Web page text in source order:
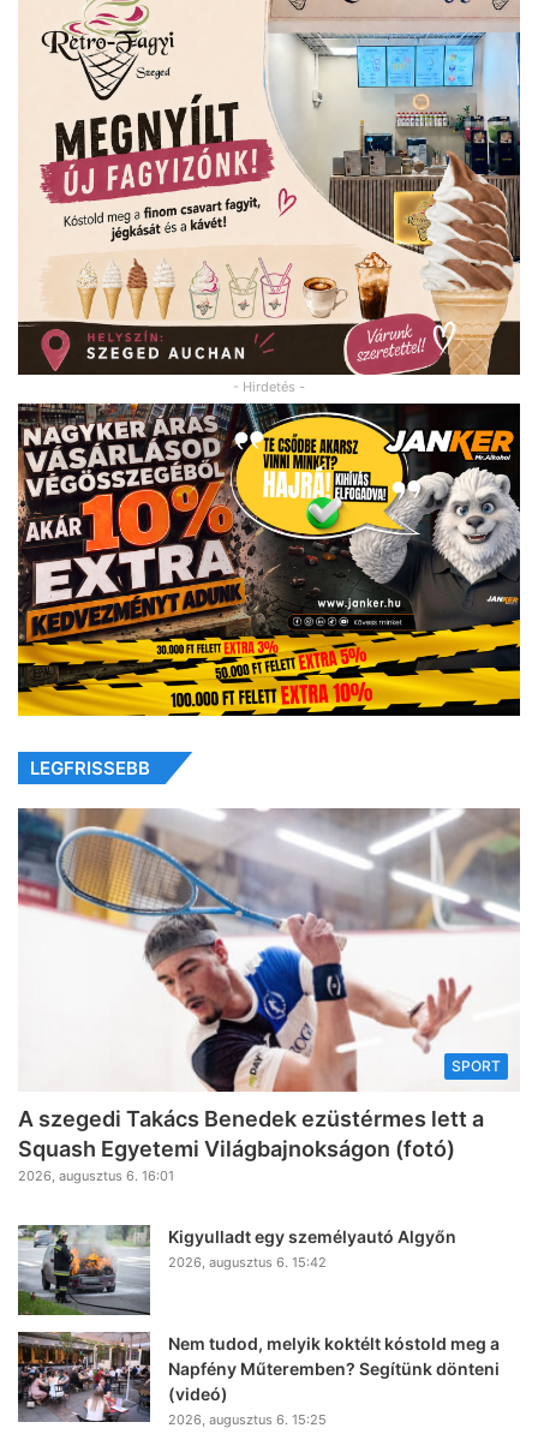
- Hirdetés -
LEGFRISSEBB
SPORT
A szegedi Takács Benedek ezüstérmes lett a
Squash Egyetemi Világbajnokságon (fotó)
2026, augusztus 6. 16:01
Kigyulladt egy személyautó Algyőn
2026, augusztus 6. 15:42
Nem tudod, melyik koktélt kóstold meg a
Napfény Műteremben? Segítünk dönteni
(videó)
2026, augusztus 6. 15:25